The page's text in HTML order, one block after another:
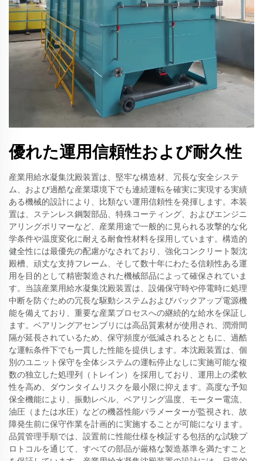
優れた運用信頼性および耐久性
産業用給水凝集沈殿装置は、堅牢な構造材、冗長な安全システ
ム、および過酷な産業環境下でも連続運転を確実に実現する実績
ある機械的設計により、比類ない運用信頼性を発揮します。本装
置は、ステンレス鋼製部品、特殊コーティング、およびエンジニ
アリングポリマーなど、産業用途で一般的に見られる攻撃的な化
学条件や温度変化に耐える耐食性材料を採用しています。構造的
健全性には最優先の配慮がなされており、強化コンクリート製沈
殿槽、頑丈な支持フレーム、そして数十年にわたる信頼性ある運
用を目的として精密製造された機械部品によって確保されていま
す。当該産業用給水凝集沈殿装置は、設備保守時や停電時に処理
中断を防ぐための冗長な駆動システムおよびバックアップ電源機
能を備えており、重要な産業プロセスへの継続的な給水を保証し
ます。ベアリングアセンブリには高品質素材が使用され、潤滑間
隔が延長されているため、保守頻度が低減されるとともに、過酷
な運転条件下でも一貫した性能を提供します。本沈殿装置は、個
別のユニット保守を全体システムの運転停止なしに実施可能な複
数の独立した処理列（トレイン）を採用しており、運用上の柔軟
性を高め、ダウンタイムリスクを最小限に抑えます。高度な予知
保全機能により、振動レベル、ベアリング温度、モーター電流、
油圧（または水圧）などの機器性能パラメーターが監視され、故
障発生前に保守作業を計画的に実施することが可能になります。
品質管理手順では、設置前に性能仕様を検証する包括的な試験プ
ロトコルを通じて、すべての部品が厳格な製造基準を満たすこと